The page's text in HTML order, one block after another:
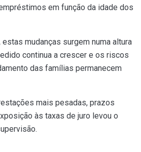
em função da idade dos
mudanças surgem numa altura
continua a crescer e os riscos
das famílias permanecem
mais pesadas, prazos
às taxas de juro levou o